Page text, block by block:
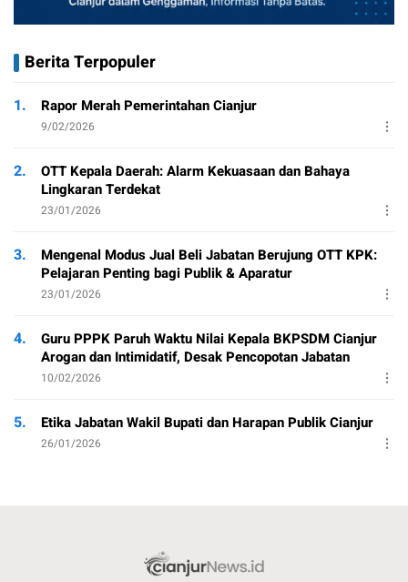
Berita Terpopuler
1. Rapor Merah Pemerintahan Cianjur
9/02/2026
2.
OTT Kepala Daerah: Alarm Kekuasaan dan Bahaya
Lingkaran Terdekat
23/01/2026
3.
Mengenal Modus Jual Beli Jabatan Berujung OTT KPK:
Pelajaran Penting bagi Publik & Aparatur
23/01/2026
4.
Guru PPPK Paruh Waktu Nilai Kepala BKPSDM Cianjur
Arogan dan Intimidatif, Desak Pencopotan Jabatan
10/02/2026
5. Etika Jabatan Wakil Bupati dan Harapan Publik Cianjur
26/01/2026